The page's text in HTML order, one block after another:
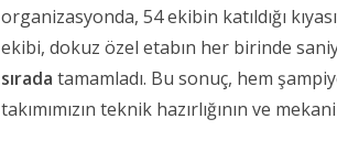
organizasyonda, 54 ekibin katıldığı
ekibi, dokuz özel etabın her birinde
sırada tamamladı. Bu sonuç, hem
takımımızın teknik hazırlığının ve